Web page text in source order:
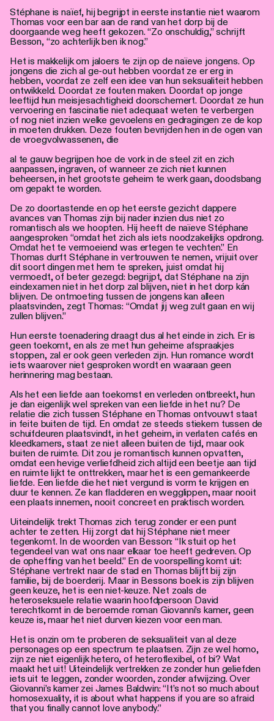
Stéphane is naïef, hij begrijpt in eerste instantie niet waarom
Thomas voor een bar aan de rand van het dorp bij de
doorgaande weg heeft gekozen. “Zo onschuldig,” schrijft
Besson, “zo achterlijk ben ik nog.”
Het is makkelijk om jaloers te zijn op de naïeve jongens. Op
jongens die zich al ge-out hebben voordat ze er erg in
hebben, voordat ze zelf een idee van hun seksualiteit hebben
ontwikkeld. Doordat ze fouten maken. Doordat op jonge
leeftijd hun meisjesachtigheid doorschemert. Doordat ze hun
vervoering en fascinatie niet adequaat weten te verbergen
of nog niet inzien welke gevoelens en gedragingen ze de kop
in moeten drukken. Deze fouten bevrijden hen in de ogen van
de vroegvolwassenen, die
al te gauw begrijpen hoe de vork in de steel zit en zich
aanpassen, ingraven, of wanneer ze zich niet kunnen
beheersen, in het grootste geheim te werk gaan, doodsbang
om gepakt te worden.
De zo doortastende en op het eerste gezicht dappere
avances van Thomas zijn bij nader inzien dus niet zo
romantisch als we hoopten. Hij heeft de naïeve Stéphane
aangesproken “omdat het zich als iets noodzakelijks opdrong.
Omdat het te vermoeiend was ertegen te vechten.” En
Thomas durft Stéphane in vertrouwen te nemen, vrijuit over
dit soort dingen met hem te spreken, juist omdat hij
vermoedt, of beter gezegd: begrijpt, dat Stéphane na zijn
eindexamen niet in het dorp zal blijven, niet in het dorp kán
blijven. De ontmoeting tussen de jongens kan alleen
plaatsvinden, zegt Thomas: “Omdat jij weg zult gaan en wij
zullen blijven.”
Hun eerste toenadering draagt dus al het einde in zich. Er is
geen toekomt, en als ze met hun geheime afspraakjes
stoppen, zal er ook geen verleden zijn. Hun romance wordt
iets waarover niet gesproken wordt en waaraan geen
herinnering mag bestaan.
Als het een liefde aan toekomst en verleden ontbreekt, hun
je dan eigenlijk wel spreken van een liefde in het nu? De
relatie die zich tussen Stéphane en Thomas ontvouwt staat
in feite buiten de tijd. En omdat ze steeds stiekem tussen de
schuifdeuren plaatsvindt, in het geheim, in verlaten cafés en
kleedkamers, staat ze niet alleen buiten de tijd, maar ook
buiten de ruimte. Dit zou je romantisch kunnen opvatten,
omdat een hevige verliefdheid zich altijd een beetje aan tijd
en ruimte lijkt te onttrekken, maar het is een gemankeerde
liefde. Een liefde die het niet vergund is vorm te krijgen en
duur te kennen. Ze kan fladderen en wegglippen, maar nooit
een plaats innemen, nooit concreet en praktisch worden.
Uiteindelijk trekt Thomas zich terug zonder er een punt
achter te zetten. Hij zorgt dat hij Stéphane niet meer
tegenkomt. In de woorden van Besson: “Ik stuit op het
tegendeel van wat ons naar elkaar toe heeft gedreven. Op
de opheffing van het beeld.” En de voorspelling komt uit:
Stéphane vertrekt naar de stad en Thomas blijft bij zijn
familie, bij de boerderij. Maar in Bessons boek is zijn blijven
geen keuze, het is een niet-keuze. Net zoals de
heteroseksuele relatie waarin hoofdpersoon David
terechtkomt in de beroemde roman Giovanni’s kamer, geen
keuze is, maar het niet durven kiezen voor een man.
Het is onzin om te proberen de seksualiteit van al deze
personages op een spectrum te plaatsen. Zijn ze wel homo,
zijn ze niet eigenlijk hetero, of heteroflexibel, of bi? Wat
maakt het uit! Uiteindelijk vertrekken ze zonder hun geliefden
iets uit te leggen, zonder woorden, zonder afwijzing. Over
Giovanni’s kamer zei James Baldwin: “It’s not so much about
homosexuality, it is about what happens if you are so afraid
that you finally cannot love anybody.”